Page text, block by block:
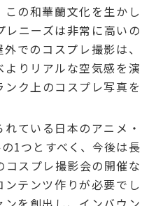
の和華蘭文化を生かし
レニーズは非常に高いの
でのコスプレ撮影は、
りリアルな空気感を演
ク上のコスプレ写真を
ている日本のアニメ・
1つとすべく、今後は長
スプレ撮影会の開催な
テンツ作りが必要でし